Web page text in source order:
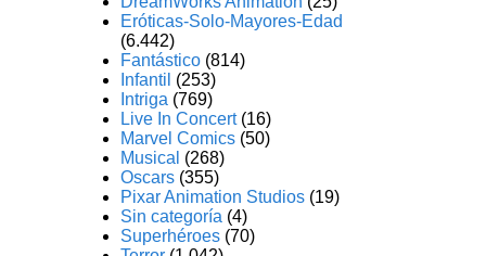
Eróticas-Solo-Mayores-Edad
(6.442)
Fantástico (814)
Infantil (253)
Intriga (769)
Live In Concert(16)
Marvel Comics (50)
Musical (268)
Oscars (355)
Pixar Animation Studios (19)
Sin categoría (4)
Superhéroes (70)